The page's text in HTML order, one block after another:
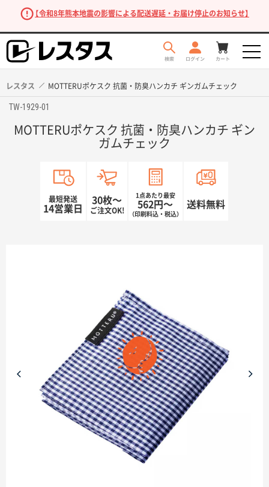
【令和8年熊本地震の影響による配送遅延・お届け停止のお知らせ】
商品を探す
商品カテゴリーから探す
ターゲットから探す
目的・シーンから探す
レスタス MOTTERUポケスク 抗菌・防臭ハンカチ ギンガムチェック
TW-1929-01
MOTTERUポケスク 抗菌・防臭ハンカチ ギン
ガムチェック
最短発送
14営業日
30枚〜
ご注文OK!
1点あたり最安
562円〜
（印刷料込・税込）
送料無料